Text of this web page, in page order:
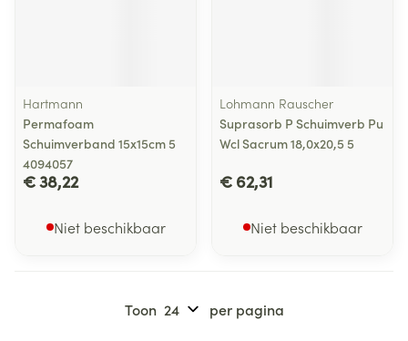
Hartmann
Permafoam
Schuimverband 15x15cm 5
4094057
€ 38,22
Niet beschikbaar
Lohmann Rauscher
Suprasorb P Schuimverb Pu
Wcl Sacrum 18,0x20,5 5
€ 62,31
Niet beschikbaar
Toon per pagina